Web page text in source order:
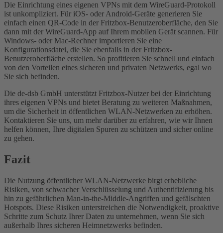
Die Einrichtung eines eigenen VPNs mit dem WireGuard-Protokoll
ist unkompliziert. Für iOS- oder Android-Geräte generieren Sie
einfach einen QR-Code in der Fritzbox-Benutzeroberfläche, den Sie
dann mit der WireGuard-App auf Ihrem mobilen Gerät scannen. Für
Windows- oder Mac-Rechner importieren Sie eine
Konfigurationsdatei, die Sie ebenfalls in der Fritzbox-
Benutzeroberfläche erstellen. So profitieren Sie schnell und einfach
von den Vorteilen eines sicheren und privaten Netzwerks, egal wo
Sie sich befinden.
Die de-dsb GmbH unterstützt Fritzbox-Nutzer bei der Einrichtung
ihres eigenen VPNs und bietet Beratung zu weiteren Maßnahmen,
um die Sicherheit in öffentlichen WLAN-Netzwerken zu erhöhen.
Kontaktieren Sie uns, um mehr darüber zu erfahren, wie wir Ihnen
helfen können, Ihre digitalen Spuren zu schützen und sicher online
zu gehen.
Fazit
Die Nutzung öffentlicher WLAN-Netzwerke birgt erhebliche
Risiken, von schwacher Verschlüsselung und Authentifizierung bis
hin zu gefährlichen Man-in-the-Middle-Angriffen und gefälschten
Hotspots. Diese Risiken unterstreichen die Notwendigkeit, proaktive
Schritte zum Schutz Ihrer Daten zu unternehmen, wenn Sie sich
außerhalb Ihres sicheren Heimnetzwerks befinden.